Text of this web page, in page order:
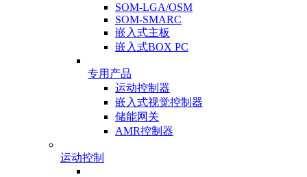
SOM-LGA/OSM
SOM-SMARC
嵌入式主板
嵌入式BOX PC
专用产品
运动控制器
嵌入式视觉控制器
储能网关
AMR控制器
运动控制